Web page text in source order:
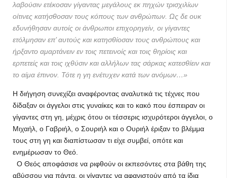
λαβούσιν ετέκοσαν γίγαντας μεγάλους εκ πηχών τρισχιλίων
οίτινες κατήσθοσαν τους κόπους των ανθρώπων. Ως δε ουκ
εδυνήθησαν αυτοίς οι άνθρωποι επιχορηγείν, οι γίγαντες
ετόλμησαν επ’ αυτούς και κατησθίοσαν τους ανθρώπους και
ήρξαντο αμαρτάνειν εν τοις πετεινοίς και τοις θηρίοις και
ερπετείς και τοις ιχθύσιν και αλλήλων τας σάρκας κατεσθίειν και
το αίμα έπινον. Τότε η γη ενέτυχεν κατά των ανόμων…»
Η διήγηση συνεχίζει αναφέροντας αναλυτικά τις τέχνες που
δίδαξαν οι άγγελοι στις γυναίκες και το κακό που έσπειραν οι
γίγαντες στη γη, μέχρις ότου οι τέσσερις ισχυρότεροι άγγελοι, ο
Μιχαήλ, ο Γαβριήλ, ο Σουριήλ και ο Ουριήλ έριξαν το βλέμμα
τους στη γη και διαπίστωσαν τι είχε συμβεί, οπότε και
ενημέρωσαν το Θεό.
Ο Θεός αποφάσισε να ριφθούν οι εκπεσόντες στα βάθη της
αβύσσου για πάντα, οι γίγαντες να αφανιστούν από τα ίδια